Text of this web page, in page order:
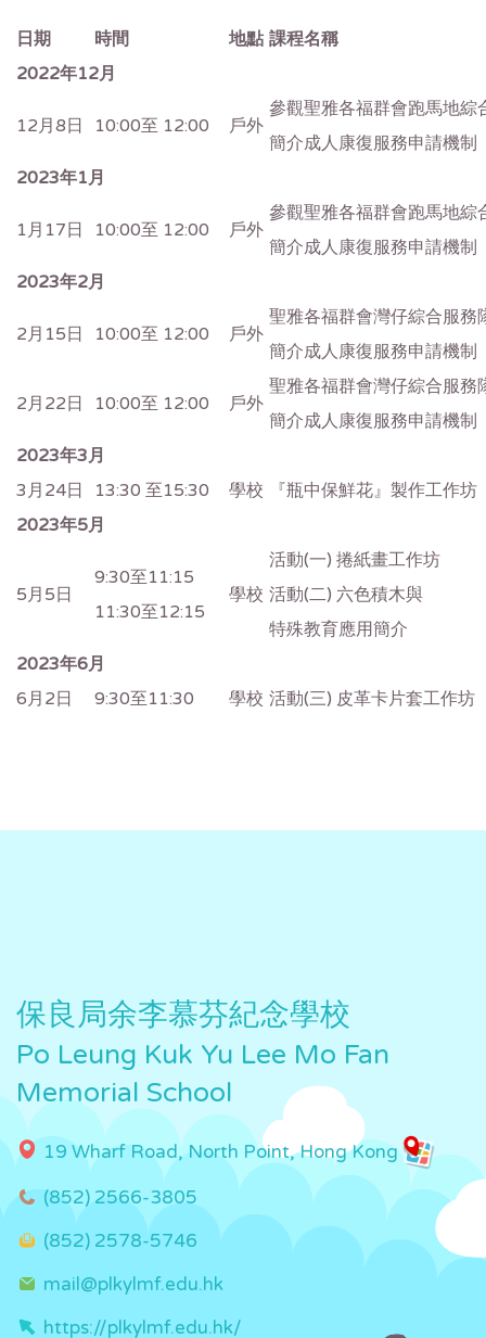
日期 時間 地點 課程名稱
2022年12月
12月8日 10:00至 12:00 戶外
參觀聖雅各福群會跑馬地綜
簡介成人康復服務申請機制
2023年1月
1月17日 10:00至 12:00 戶外
參觀聖雅各福群會跑馬地綜
簡介成人康復服務申請機制
2023年2月
2月15日 10:00至 12:00 戶外
聖雅各福群會灣仔綜合服務
簡介成人康復服務申請機制
2月22日 10:00至 12:00 戶外
聖雅各福群會灣仔綜合服務
簡介成人康復服務申請機制
2023年3月
3月24日
13:30 至15:30 學校
『瓶中保鮮花』製作工作坊
2023年5月
5月5日
9:30至11:15
11:30至12:15
學校
活動(一) 捲紙畫工作坊
活動(二) 六色積木與
特殊教育應用簡介
2023年6月
6月2日
9:30至11:30 學校 活動(三) 皮革卡片套工作坊
保良局余李慕芬紀念學校
Po Leung Kuk Yu Lee Mo Fan
Memorial School
19 Wharf Road, North Point, Hong Kong
(852) 2566-3805
(852) 2578-5746
mail@plkylmf.edu.hk
https://plkylmf.edu.hk/